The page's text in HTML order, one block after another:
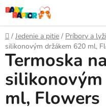
Prejsť
na
obsah
Domov
/ Jedenie a pitie / Príbory a
silikonovým držákem 620 ml,
Termoska
ml, Flowers